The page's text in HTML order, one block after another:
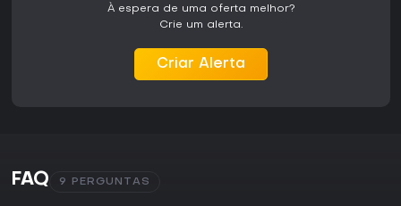
À espera de uma oferta melhor?
Crie um alerta.
Criar Alerta
FAQ 9 PERGUNTAS